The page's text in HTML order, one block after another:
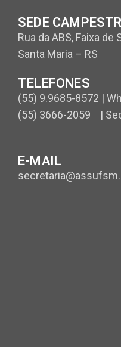
SEDE
Rua da ABS, Faixa de
Santa Maria – RS
TELEFONES
(55) 9.9685-8572 |
(55) 3666-2059 |
E-MAIL